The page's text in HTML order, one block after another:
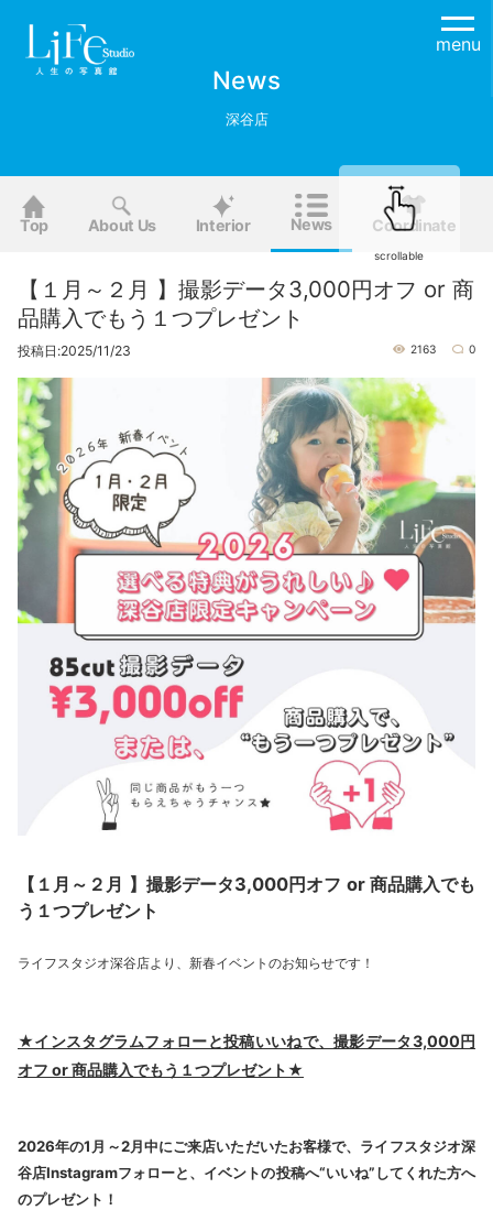
menu
News
深谷店
Top About Us Interior News Coordinate
【１月～２月 】撮影データ3,000円オフ or 商
品購入でもう１つプレゼント
投稿日:2025/11/23 2163 0
【１月～２月 】撮影データ3,000円オフ or 商品購入でも
う１つプレゼント
ライフスタジオ深谷店より、新春イベントのお知らせです！
★インスタグラムフォローと投稿いいねで、撮影データ3,000円
オフ or 商品購入でもう１つプレゼント★
2026年の1月～2月中にご来店いただいたお客様で、ライフスタジオ深
谷店Instagramフォローと、イベントの投稿へ“いいね”してくれた方へ
のプレゼント！